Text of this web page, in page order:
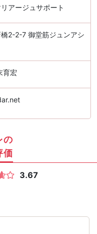
アージュサポート
2-2-7 御堂筋ジュンアシ
育宏
の
価
3.67